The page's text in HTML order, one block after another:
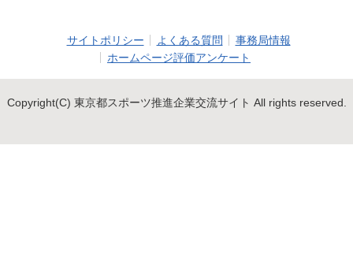
サイトポリシー よくある質問
事務局情報
ホームページ評価アンケート
Copyright(C) 東京都スポーツ推進企業交流サイト All rights reserved.